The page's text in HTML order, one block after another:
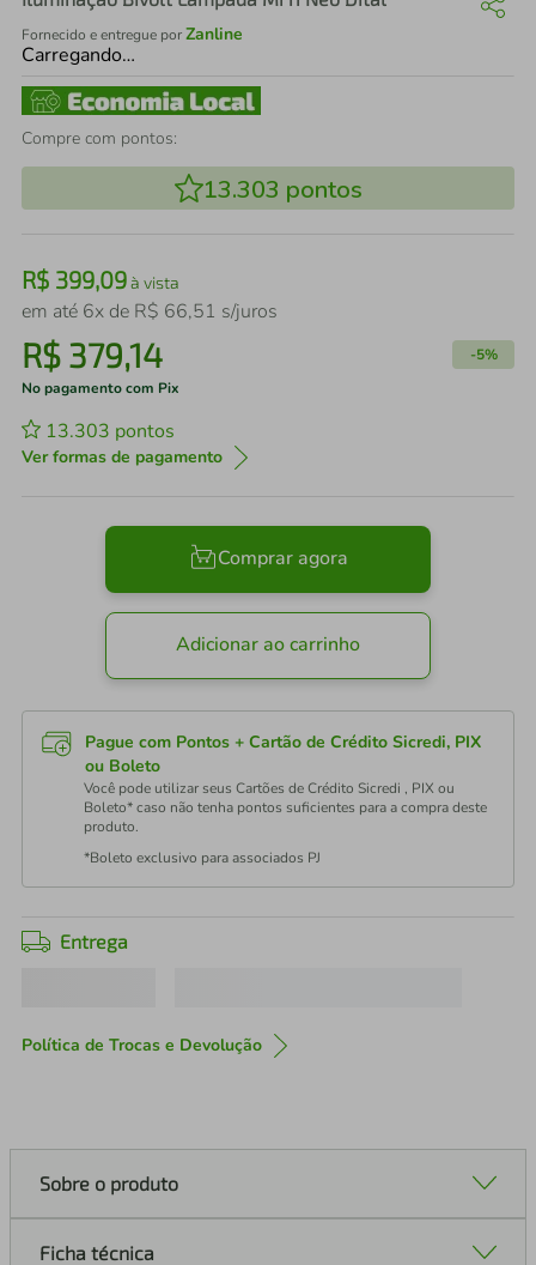
Fornecido e entregue porZanline
Carregando…
Compre com pontos:
13.303 pontos
R$ 399,09à vista
em até 6x de R$ 66,51 s/juros
R$ 379,14 -5%
No pagamento com Pix
13.303 pontos
Ver formas de pagamento
Comprar agora
Adicionar ao carrinho
Pague com Pontos + Cartão de Crédito Sicredi, PIX
ou Boleto
Você pode utilizar seus Cartões de Crédito Sicredi , PIX ou
Boleto* caso não tenha pontos suficientes para a compra deste
produto.
*Boleto exclusivo para associados PJ
Entrega
Política de Trocas e Devolução
Sobre o produto
Ficha técnica